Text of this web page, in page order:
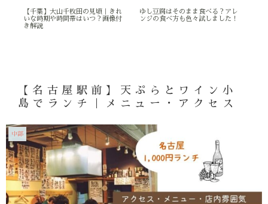
【千葉】大山千枚田の見頃｜きれ
いな時期や時間帯はいつ？画像付
き解説
ゆし豆腐はそのまま食べる？アレ
ンジの食べ方も色々試しました！
【名古屋駅前】天ぷらとワイン小
島でランチ｜メニュー・アクセス
中部